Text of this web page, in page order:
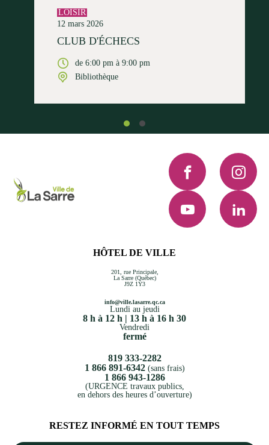
LOISIR
12 mars 2026
CLUB D'ÉCHECS
de 6:00 pm à 9:00 pm
Bibliothèque
HÔTEL DE VILLE
201, rue Principale,
La Sarre (Québec)
J9Z 1Y3
info@ville.lasarre.qc.ca
Lundi au jeudi
8 h à 12 h | 13 h à 16 h 30
Vendredi
fermé
819 333-2282
1 866 891-6342(sans frais)
1 866 943-1286
(URGENCE travaux publics,
en dehors des heures d’ouverture)
RESTEZ INFORMÉ EN TOUT TEMPS
Facebook
YouTube